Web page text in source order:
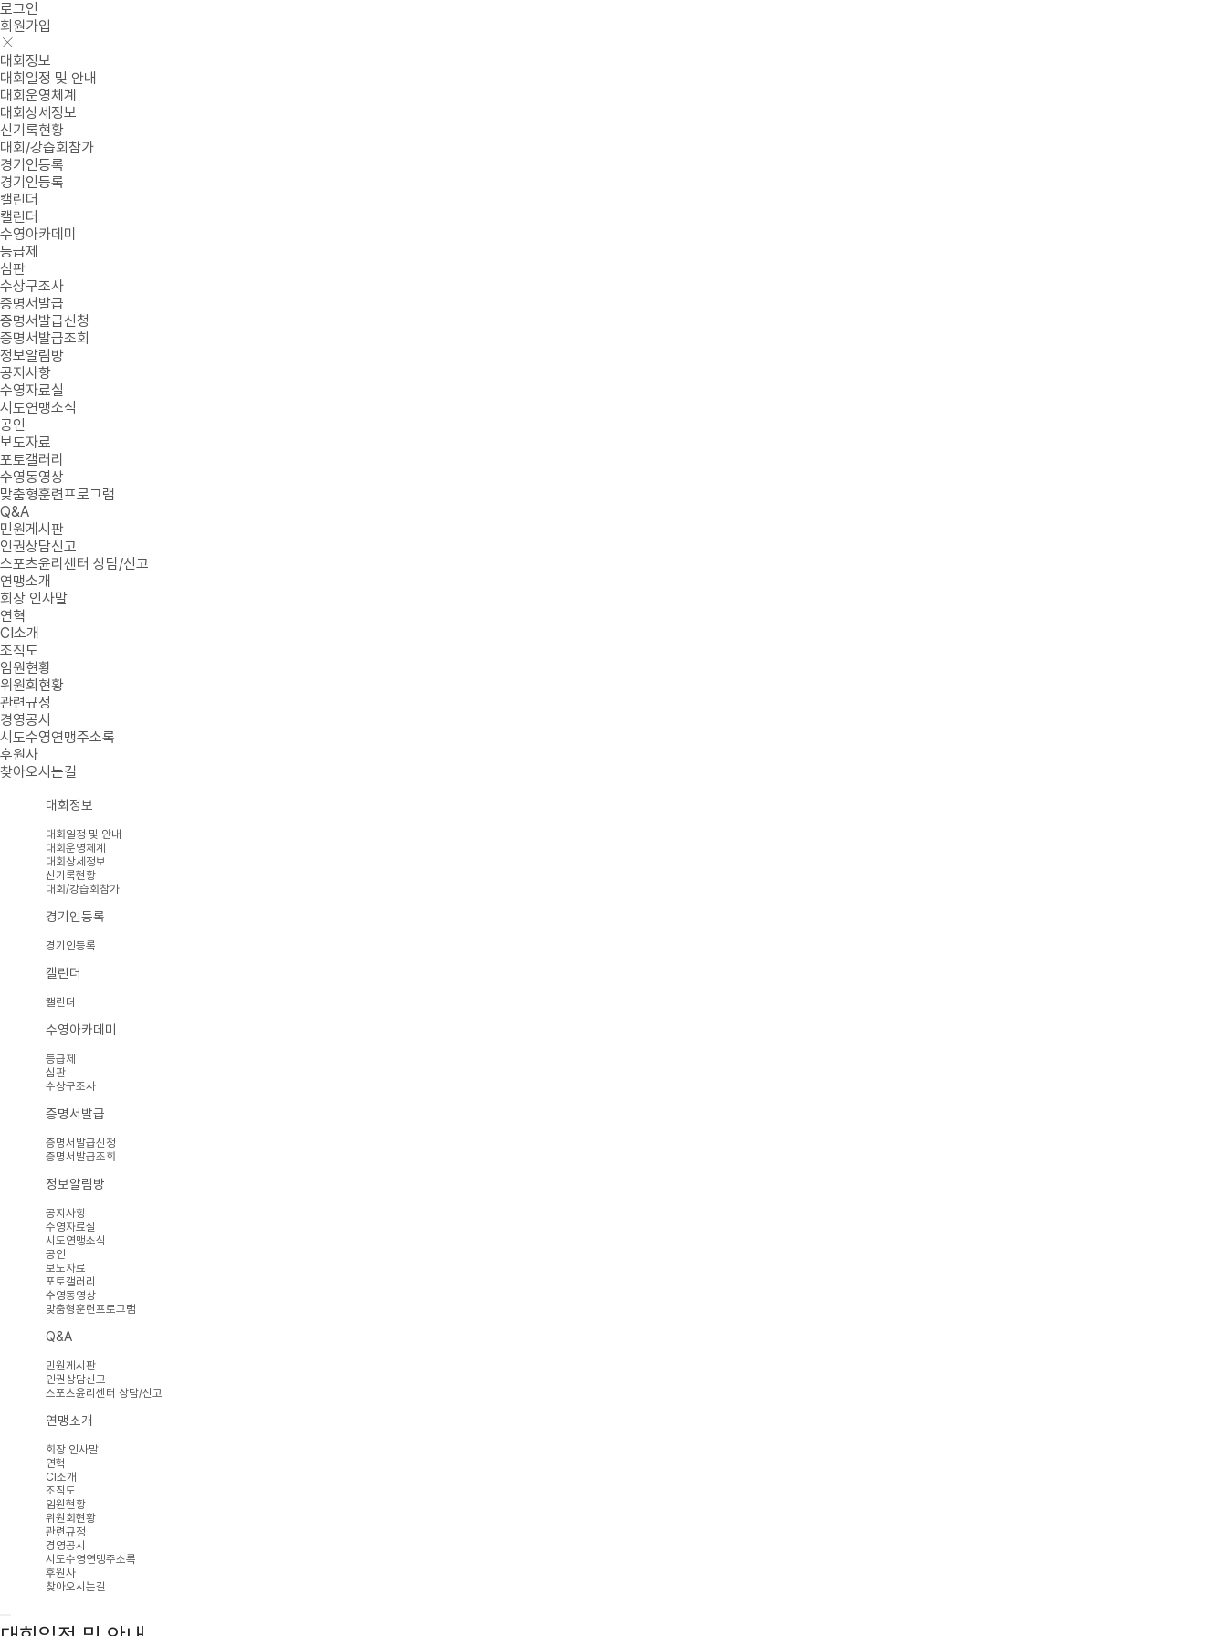
로그인
회원가입
대회정보
대회일정 및 안내
대회운영체계
대회상세정보
신기록현황
대회/강습회참가
경기인등록
경기인등록
캘린더
캘린더
수영아카데미
등급제
심판
수상구조사
증명서발급
증명서발급신청
증명서발급조회
정보알림방
공지사항
수영자료실
시도연맹소식
공인
보도자료
포토갤러리
수영동영상
맞춤형훈련프로그램
Q&A
민원게시판
인권상담신고
스포츠윤리센터 상담/신고
연맹소개
회장 인사말
연혁
CI소개
조직도
임원현황
위원회현황
관련규정
경영공시
시도수영연맹주소록
후원사
찾아오시는길
대회정보
대회일정 및 안내
대회운영체계
대회상세정보
신기록현황
대회/강습회참가
경기인등록
경기인등록
캘린더
캘린더
수영아카데미
등급제
심판
수상구조사
증명서발급
증명서발급신청
증명서발급조회
정보알림방
공지사항
수영자료실
시도연맹소식
공인
보도자료
포토갤러리
수영동영상
맞춤형훈련프로그램
Q&A
민원게시판
인권상담신고
스포츠윤리센터 상담/신고
연맹소개
회장 인사말
연혁
CI소개
조직도
임원현황
위원회현황
관련규정
경영공시
시도수영연맹주소록
후원사
찾아오시는길